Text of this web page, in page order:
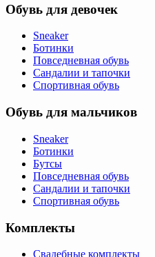
Обувь для девочек
Sneaker
Ботинки
Повседневная обувь
Сандалии и тапочки
Спортивная обувь
Обувь для мальчиков
Sneaker
Ботинки
Бутсы
Повседневная обувь
Сандалии и тапочки
Спортивная обувь
Комплекты
Свадебные комплекты